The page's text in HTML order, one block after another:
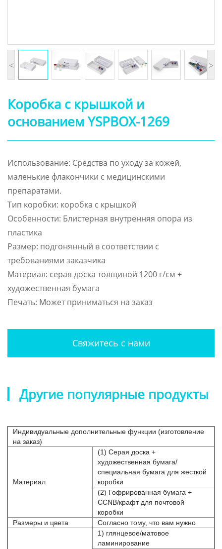
< >
Коробка с крышкой и
основанием YSPBOX-1269
Использование: Средства по уходу за кожей,
маленькие флакончики с медицинскими
препаратами.
Тип коробки: коробка с крышкой
Особенности: Блистерная внутренняя опора из
пластика
Размер: подгонянный в соответствии с
требованиями заказчика
Материал: серая доска толщиной 1200 г/см +
художественная бумага
Печать: Может приниматься на заказ
Свяжитесь с нами
Другие популярные продукты
Индивидуальные дополнительные функции (изготовление
на заказ)
Материал
(1) Серая доска +
художественная бумага/
специальная бумага для жесткой
коробки
(2) Гофрированная бумага +
CCNB/крафт для почтовой
коробки
Размеры и цвета
Согласно тому, что вам нужно
1) глянцевое/матовое
ламинирование